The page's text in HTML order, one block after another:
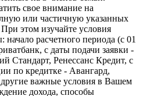
свое внимание на
или частичную указанных
этом изучайте условия
начало расчетного периода (с 01
с даты подачи заявки -
Стандарт, Ренессанс Кредит, с
по кредитке - Авангард,
важные условия в Вашем
дохода, способы